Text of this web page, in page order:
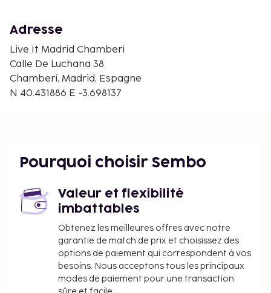
Adresse
Live It Madrid Chamberi
Calle De Luchana 38
Chamberí, Madrid, Espagne
N 40.431886 E -3.698137
Pourquoi choisir Sembo
Valeur et flexibilité
imbattables
Obtenez les meilleures offres avec notre
garantie de match de prix et choisissez des
options de paiement qui correspondent à vos
besoins. Nous acceptons tous les principaux
modes de paiement pour une transaction